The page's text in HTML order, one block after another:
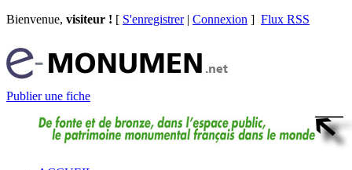
Bienvenue, visiteur ! [ S'enregistrer| Connexion ] Flux RSS
Publier une fiche